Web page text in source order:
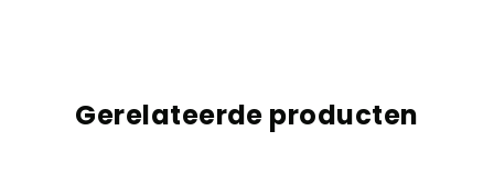
Gerelateerde producten